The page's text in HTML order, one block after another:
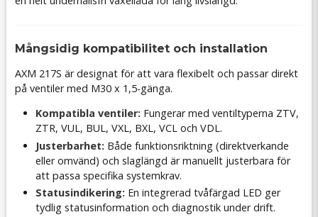
Mångsidig kompatibilitet och installation
AXM 217S är designat för att vara flexibelt och passar direkt
på ventiler med M30 x 1,5-gänga.
Kompatibla ventiler: Fungerar med ventiltyperna ZTV,
ZTR, VUL, BUL, VXL, BXL, VCL och VDL.
Justerbarhet: Både funktionsriktning (direktverkande
eller omvänd) och slaglängd är manuellt justerbara för
att passa specifika systemkrav.
Statusindikering: En integrerad tvåfärgad LED ger
tydlig statusinformation och diagnostik under drift.